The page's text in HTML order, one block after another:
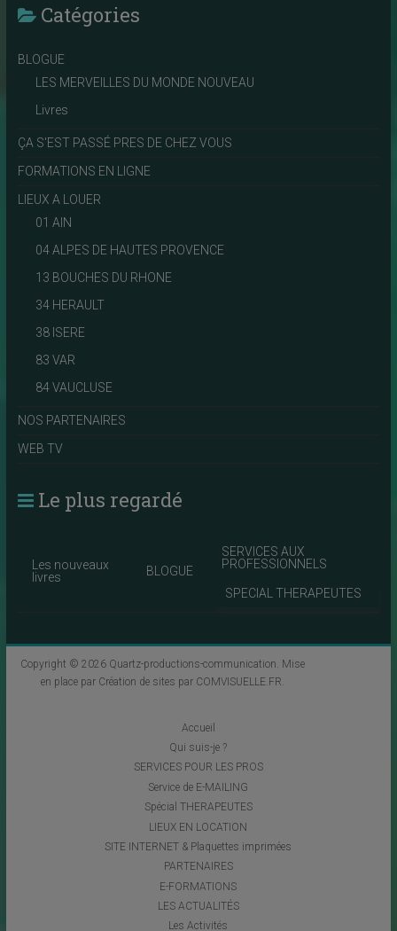
Catégories
BLOGUE
LES MERVEILLES DU MONDE NOUVEAU
Livres
ÇA S'EST PASSÉ PRES DE CHEZ VOUS
FORMATIONS EN LIGNE
LIEUX A LOUER
01 AIN
04 ALPES DE HAUTES PROVENCE
13 BOUCHES DU RHONE
34 HERAULT
38 ISERE
83 VAR
84 VAUCLUSE
NOS PARTENAIRES
WEB TV
Le plus regardé
Les nouveaux
livres
BLOGUE
SERVICES AUX
PROFESSIONNELS
SPECIAL THERAPEUTES
Copyright © 2026 Quartz-productions-communication . Mise
en place par Création de sites par COMVISUELLE.FR
Accueil
Qui suis-je ?
SERVICES POUR LES PROS
Service de E-MAILING
Spécial THERAPEUTES
LIEUX EN LOCATION
SITE INTERNET & Plaquettes imprimées
PARTENAIRES
E-FORMATIONS
LES ACTUALITÉS
Les Activités